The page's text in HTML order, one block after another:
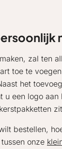
zal ten
toe te
het
u een logo
bestellen,
onze